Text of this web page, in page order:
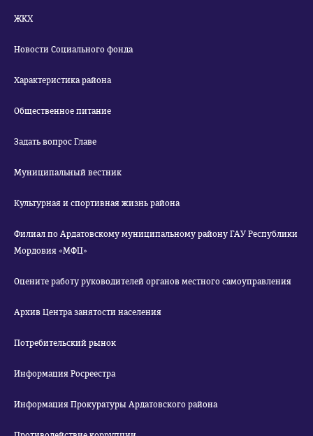
ЖКХ
Новости Социального фонда
Характеристика района
Общественное питание
Задать вопрос Главе
Муниципальный вестник
Культурная и спортивная жизнь района
Филиал по Ардатовскому муниципальному району ГАУ Республики
Мордовия «МФЦ»
Оцените работу руководителей органов местного самоуправления
Архив Центра занятости населения
Потребительский рынок
Информация Росреестра
Информация Прокуратуры Ардатовского района